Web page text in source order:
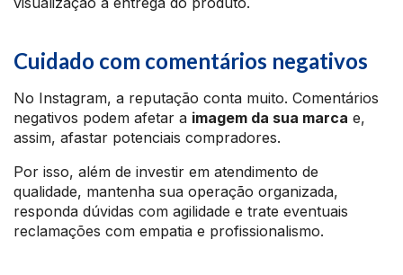
Cuidado com comentários negativos
No Instagram, a reputação conta muito. Comentários
negativos podem afetar a imagem da sua marca e,
assim, afastar potenciais compradores.
Por isso, além de investir em atendimento de
qualidade, mantenha sua operação organizada,
responda dúvidas com agilidade e trate eventuais
reclamações com empatia e profissionalismo.